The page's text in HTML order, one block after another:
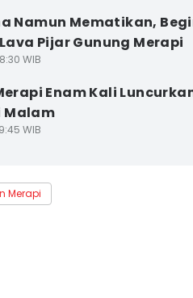
Namun Mematikan,
Pijar Gunung Merapi
WIB
Enam Kali
Malam
WIB
Merapi